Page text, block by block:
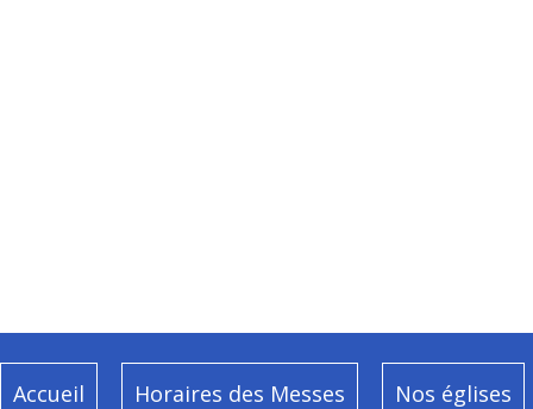
Accueil Horaires des Messes Nos églises